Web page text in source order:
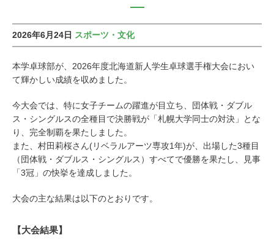
2026年6月24日 スポーツ・文化
本学卓球部が、2026年度北海道新人学生卓球選手権大会におい
て輝かしい成績を収めました。
今大会では、特に女子チームの躍進が目立ち、団体戦・ダブル
ス・シングルスの全種目で決勝戦が「札幌大学同士の対決」とな
り、完全制覇を果たしました。
また、村田莉桜さん(リベラルアーツ専攻1年)が、出場した3種目
（団体戦・ダブルス・シングルス）すべてで優勝を果たし、見事
「3冠」の快挙を達成しました。
大会の主な結果は以下のとおりです。
【大会結果】